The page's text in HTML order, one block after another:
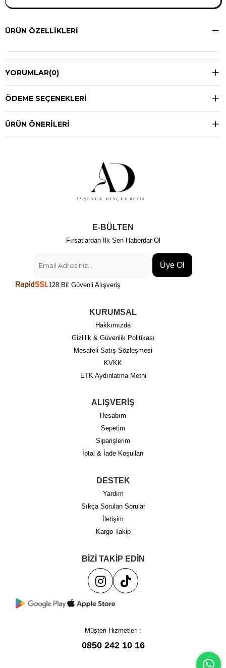
ÜRÜN ÖZELLIKLERI
YORUMLAR(0)
ÖDEME SEÇENEKLERI
ÜRÜN ÖNERILERI
E-BÜLTEN
Fırsatlardan İlk Sen Haberdar Ol
Üye Ol
128 Bit Güvenli Alışveriş
KURUMSAL
Hakkımızda
Gizlilik & Güvenlik Politikası
Mesafeli Satış Sözleşmesi
KVKK
ETK Aydınlatma Metni
ALIŞVERİŞ
Hesabım
Sepetim
Siparişlerim
İptal & İade Koşulları
DESTEK
Yardım
Sıkça Sorulan Sorular
İletişim
Kargo Takip
BİZİ TAKİP EDİN
Müşteri Hizmetleri :
0850 242 10 16